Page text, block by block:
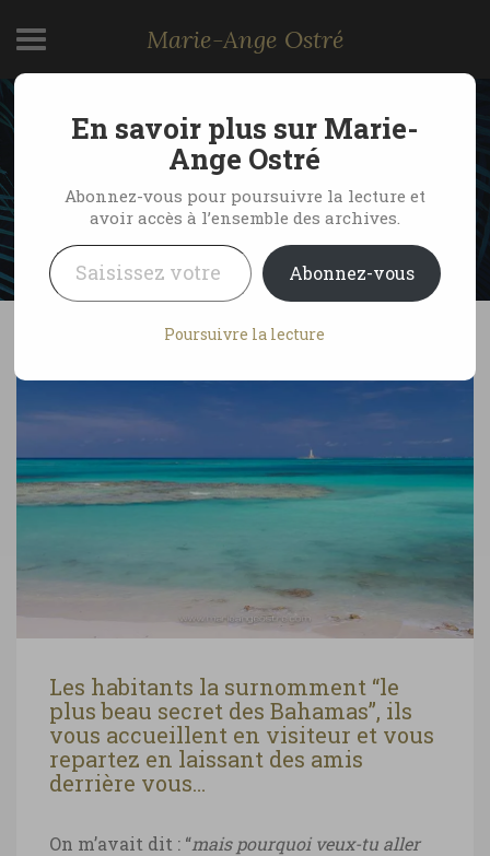
Marie-Ange Ostré
Crooked Island, l’Eden
by Marie-Ange Ostré
24 décembre 2020
No Comments
Les habitants la surnomment “le
plus beau secret des Bahamas”, ils
vous accueillent en visiteur et vous
repartez en laissant des amis
derrière vous…
On m’avait dit : “mais pourquoi veux-tu aller
En savoir plus sur Marie-
Ange Ostré
Abonnez-vous pour poursuivre la lecture et
avoir accès à l’ensemble des archives.
Saisissez votre adresse e-mail…
Abonnez-vous
Poursuivre la lecture